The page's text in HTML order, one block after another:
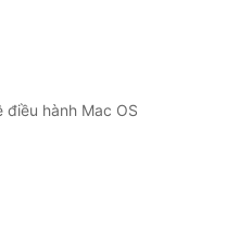
điều hành Mac OS